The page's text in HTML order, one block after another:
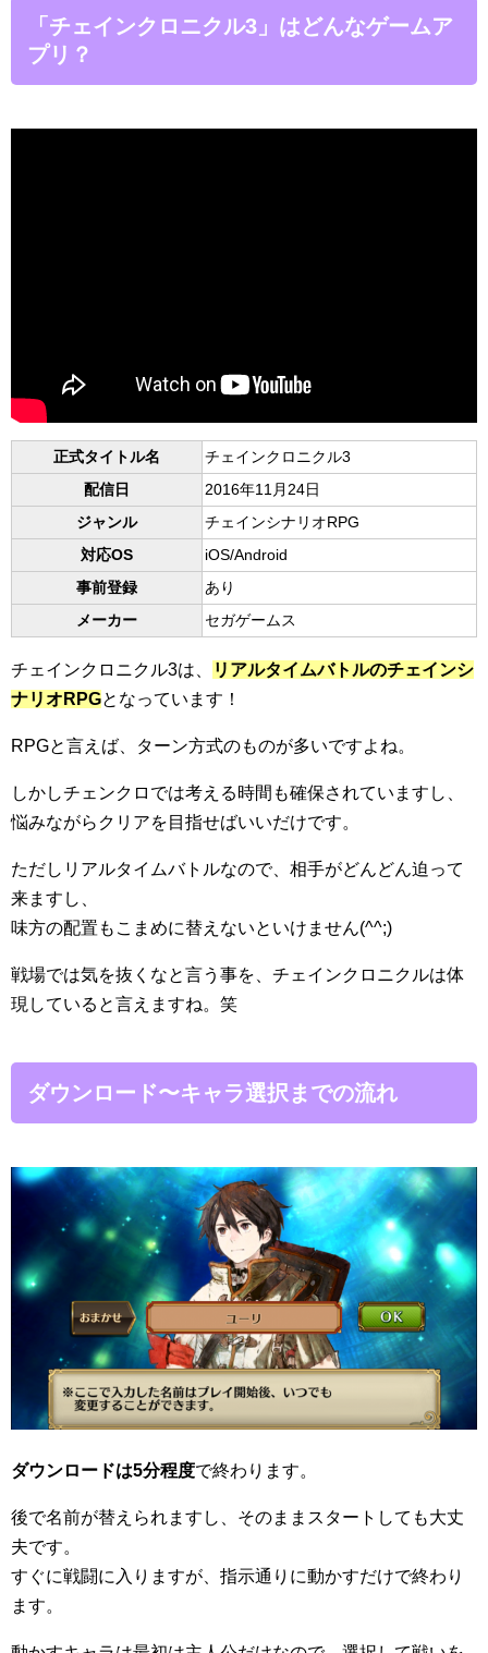
「チェインクロニクル3」はどんなゲームア
プリ？
正式タイトル名
チェインクロニクル3
配信日
2016年11月24日
ジャンル
チェインシナリオRPG
対応OS
iOS/Android
事前登録
あり
メーカー
セガゲームス
チェインクロニクル3は、
リアルタイムバトルのチェインシ
ナリオRPGとなっています！
RPGと言えば、ターン方式のものが多いですよね。
しかしチェンクロでは考える時間も確保されていますし、
悩みながらクリアを目指せばいいだけです。
ただしリアルタイムバトルなので、相手がどんどん迫って
来ますし、
味方の配置もこまめに替えないといけません(^^;)
戦場では気を抜くなと言う事を、チェインクロニクルは体
現していると言えますね。笑
ダウンロード〜キャラ選択までの流れ
ダウンロードは5分程度で終わります。
後で名前が替えられますし、そのままスタートしても大丈
夫です。
すぐに戦闘に入りますが、指示通りに動かすだけで終わり
ます。